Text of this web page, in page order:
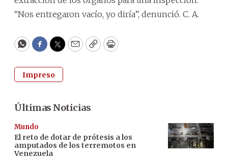
“Nos entregaron vacío, yo diría”, denunció. C. A.
WhatsApp
Facebook
Twitter
EmailCopyPrint
Impreso
Últimas Noticias
Mundo
El reto de dotar de prótesis a los
amputados de los terremotos en
Venezuela